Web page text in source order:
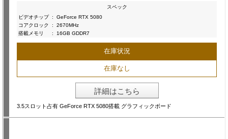
スペック
ビデオチップ :
GeForce RTX 5080
コアクロック
:
2670MHz
搭載メモリ
: 16GB GDDR7
在庫状況
在庫なし
詳細はこちら
3.5スロット占有 GeForce RTX 5080搭載 グラフィックボード